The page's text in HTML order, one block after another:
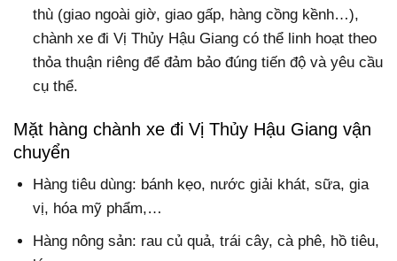
thù (giao ngoài giờ, giao gấp, hàng cồng kềnh…),
chành xe đi Vị Thủy Hậu Giang có thể linh hoạt theo
thỏa thuận riêng để đảm bảo đúng tiến độ và yêu cầu
cụ thể.
Mặt hàng chành xe đi Vị Thủy Hậu Giang vận
chuyển
Hàng tiêu dùng: bánh kẹo, nước giải khát, sữa, gia
vị, hóa mỹ phẩm,…
Hàng nông sản: rau củ quả, trái cây, cà phê, hồ tiêu,